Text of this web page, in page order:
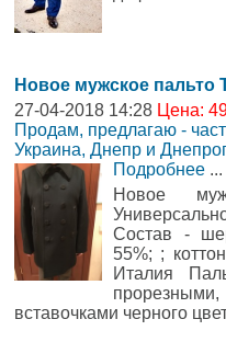
Новое мужское пальто
27-04-2018 14:28 Цена:
Продам, предлагаю -
Украина, Днепр и
Подробнее ...
Новое
Состав -
55%; ;
Италия
вставочками черного